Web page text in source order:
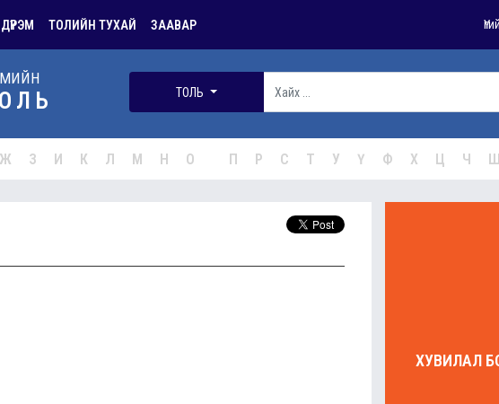
ТОЛИЙН ТУХАЙ ЗААВАР
ТОЛЬ
З И К Л М Н О П Р С Т У Ү Ф Х Ц Ч Ш
ХУВИЛАЛ